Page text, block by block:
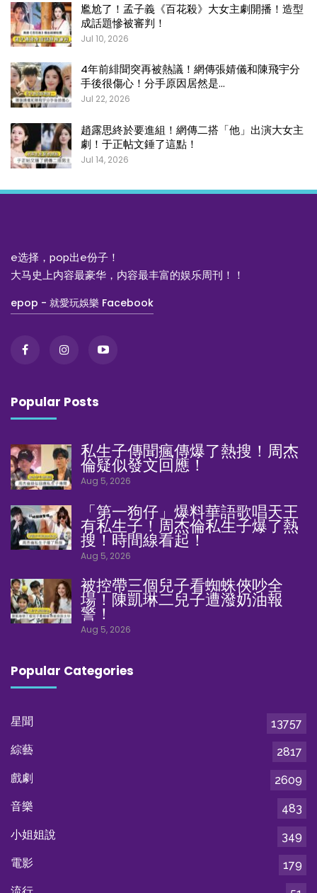
尷尬了！孟子義《百花殺》大女主劇開播！造型
成話題慘被審判！
Jul 10, 2026
4年前緋聞突再被熱議！網傳張婧儀和陳飛宇分
手後很傷心！分手原因居然是…
Jul 22, 2026
趙露思終於要進組！網傳二搭「他」出演大女主
劇！于正帖文錘了這點！
Jul 14, 2026
e选择，pop出e份子！
大马史上内容最豪华，内容最丰富的娱乐周刊！！
epop - 就愛玩娛樂 Facebook
Popular Posts
私生子傳聞瘋傳爆了熱搜！周杰
倫疑似發文回應！
Aug 5, 2026
「第一狗仔」爆料華語歌唱天王
有私生子！周杰倫私生子爆了熱
搜！時間線看起！
Aug 5, 2026
被控帶三個兒子看蜘蛛俠吵全
場！陳凱琳二兒子遭潑奶油報
警！
Aug 5, 2026
Popular Categories
星聞
13757
綜藝
2817
戲劇
2609
音樂
483
小姐姐說
349
電影
179